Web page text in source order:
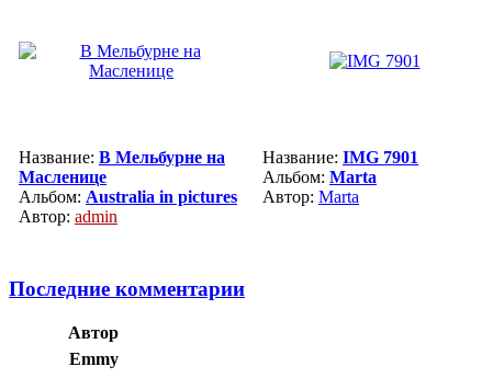
Название: В Мельбурне на
Масленице
Альбом: Australia in pictures
Автор: admin
Название: IMG 7901
Альбом: Marta
Автор: Marta
Последние комментарии
Автор
Emmy